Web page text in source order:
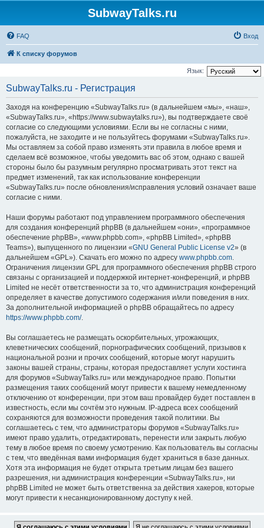
SubwayTalks.ru
FAQ Вход
К списку форумов
Язык:
SubwayTalks.ru - Регистрация
Заходя на конференцию «SubwayTalks.ru» (в дальнейшем «мы», «наш»,
«SubwayTalks.ru», «https://www.subwaytalks.ru»), вы подтверждаете своё
согласие со следующими условиями. Если вы не согласны с ними,
пожалуйста, не заходите и не пользуйтесь форумами «SubwayTalks.ru».
Мы оставляем за собой право изменять эти правила в любое время и
сделаем всё возможное, чтобы уведомить вас об этом, однако с вашей
стороны было бы разумным регулярно просматривать этот текст на
предмет изменений, так как использование конференции
«SubwayTalks.ru» после обновления/исправления условий означает ваше
согласие с ними.
Наши форумы работают под управлением программного обеспечения
для создания конференций phpBB (в дальнейшем «они», «программное
обеспечение phpBB», «www.phpbb.com», «phpBB Limited», «phpBB
Teams»), выпущенного по лицензии «GNU General Public License v2» (в
дальнейшем «GPL»). Скачать его можно по адресу www.phpbb.com.
Ограничения лицензии GPL для программного обеспечения phpBB строго
связаны с организацией и поддержкой интернет-конференций, и phpBB
Limited не несёт ответственности за то, что администрация конференций
определяет в качестве допустимого содержания и/или поведения в них.
За дополнительной информацией о phpBB обращайтесь по адресу
https://www.phpbb.com/.
Вы соглашаетесь не размещать оскорбительных, угрожающих,
клеветнических сообщений, порнографических сообщений, призывов к
национальной розни и прочих сообщений, которые могут нарушить
законы вашей страны, страны, которая предоставляет услуги хостинга
для форумов «SubwayTalks.ru» или международное право. Попытки
размещения таких сообщений могут привести к вашему немедленному
отключению от конференции, при этом ваш провайдер будет поставлен в
известность, если мы сочтём это нужным. IP-адреса всех сообщений
сохраняются для возможности проведения такой политики. Вы
соглашаетесь с тем, что администраторы форумов «SubwayTalks.ru»
имеют право удалить, отредактировать, перенести или закрыть любую
тему в любое время по своему усмотрению. Как пользователь вы согласны
с тем, что введённая вами информация будет храниться в базе данных.
Хотя эта информация не будет открыта третьим лицам без вашего
разрешения, ни администрация конференции «SubwayTalks.ru», ни
phpBB Limited не может быть ответственна за действия хакеров, которые
могут привести к несанкционированному доступу к ней.